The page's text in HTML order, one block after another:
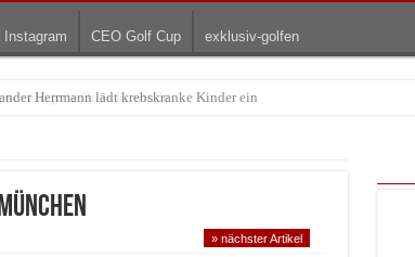
Instagram CEO Golf Cup exklusiv-golfen
Lingerie-Branche wurde
» nächster Artikel